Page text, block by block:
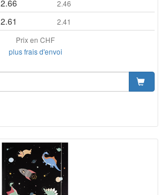
2.66 2.46
2.61
2.41
Prix en CHF
plus frais d'envoi